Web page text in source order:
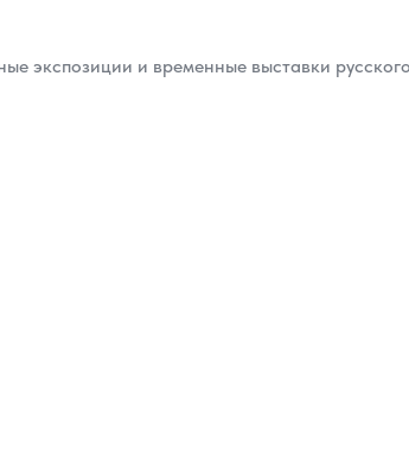
экспозиции и временные выставки